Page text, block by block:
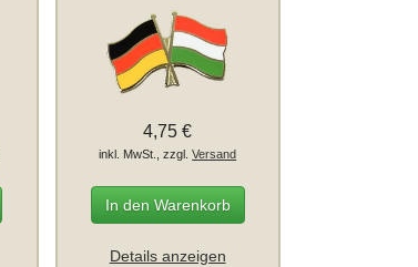
4,75 €
inkl. MwSt., zzgl.Versand
In den Warenkorb
Details anzeigen